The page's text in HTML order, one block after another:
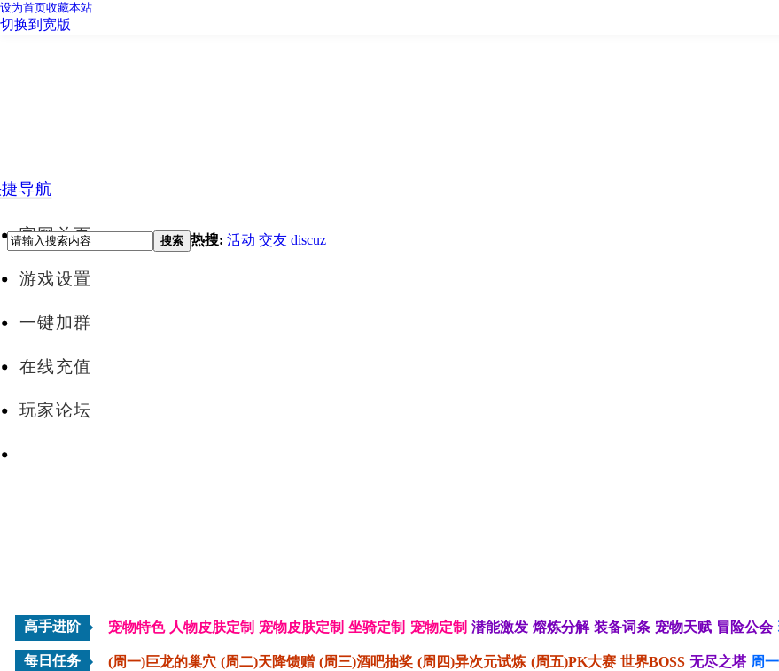
设为首页收藏本站
切换到宽版
导航
官网首页
游戏设置
一键加群
在线充值
玩家论坛
搜索 热搜: 活动 交友 discuz
高手进阶 宠物特色 人物皮肤定制 宠物皮肤定制 坐骑定制 宠物定制 潜能激发 熔炼分解 装备词条 宠物天赋 冒险公会
每日任务 (周一)巨龙的巢穴 (周二)天降馈赠 (周三)酒吧抽奖 (周四)异次元试炼 (周五)PK大赛 世界BOSS 无尽之塔 周